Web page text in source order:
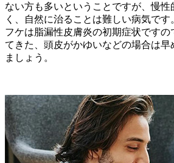
ない方も多いということですが、慢
く、自然に治ることは難しい病気です
フケは脂漏性皮膚炎の初期症状ですの
てきた、頭皮がかゆいなどの場合は早
ましょう。